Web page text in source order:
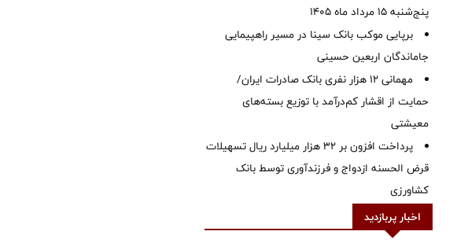
پنج‌شنبه 15 مرداد ماه 1405
برپایی موکب بانک سینا در مسیر راهپیمایی
جاماندگان اربعین حسینی
مهمانی ۱۲ هزار نفری بانک صادرات ایران/
حمایت از اقشار کم‌درآمد با توزیع بسته‌های
معیشتی
پرداخت افزون بر 32 هزار میلیارد ریال تسهیلات
قرض الحسنه ازدواج و فرزندآوری توسط بانک
کشاورزی
اخبار پربازدید